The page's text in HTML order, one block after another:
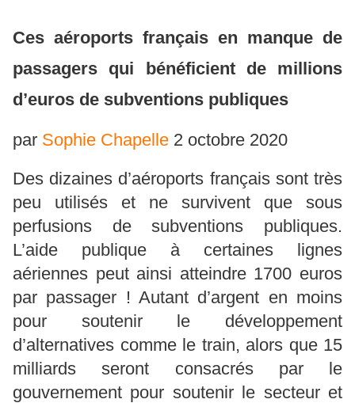
Ces aéroports français en manque de
passagers qui bénéficient de millions
d’euros de subventions publiques
par Sophie Chapelle 2 octobre 2020
Des dizaines d’aéroports français sont très
peu utilisés et ne survivent que sous
perfusions de subventions publiques.
L’aide publique à certaines lignes
aériennes peut ainsi atteindre 1700 euros
par passager ! Autant d’argent en moins
pour soutenir le développement
d’alternatives comme le train, alors que 15
milliards seront consacrés par le
gouvernement pour soutenir le secteur et